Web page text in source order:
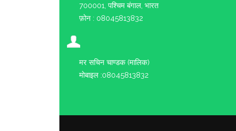
700001 , पश्चिम बंगाल, भारत
फ़ोन : 08045813832
मर सचिन चाण्डक(मालिक)
मोबाइल :08045813832